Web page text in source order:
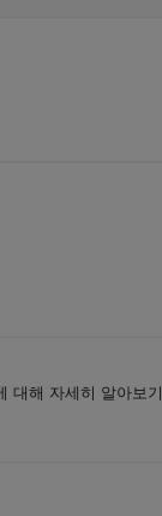
대해 자세히 알아보기